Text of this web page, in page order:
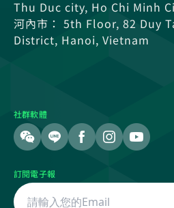
Thu Duc city, Ho Chi Minh
河內市： 5th Floor, 82 Duy
District, Hanoi, Vietnam
社群軟體
訂閱電子報